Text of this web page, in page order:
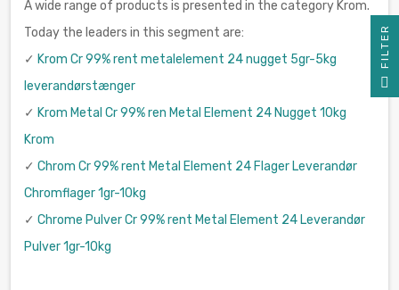
A wide range of products is presented in the category Krom.
Today the leaders in this segment are:
✓ Krom Cr 99% rent metalelement 24 nugget 5gr-5kg
leverandørstænger
✓ Krom Metal Cr 99% ren Metal Element 24 Nugget 10kg
Krom
✓ Chrom Cr 99% rent Metal Element 24 Flager Leverandør
Chromflager 1gr-10kg
✓ Chrome Pulver Cr 99% rent Metal Element 24 Leverandør
Pulver 1gr-10kg
R